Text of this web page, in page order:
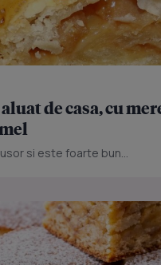
de casa, cu
si este foarte bun...